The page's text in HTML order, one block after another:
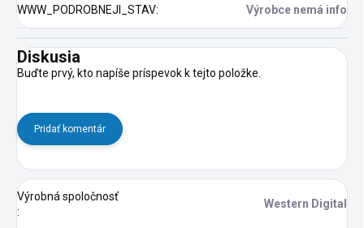
WWW_PODROBNEJI_STAV: Výrobce nemá info
Diskusia
Buďte prvý, kto napíše príspevok k tejto položke.
Pridať komentár
Výrobná spoločnosť
:
Western Digital